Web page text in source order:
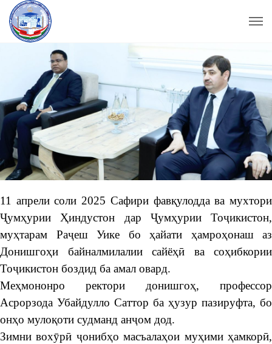
11 апрели соли 2025 Сафири фавқулодда ва мухтори
Ҷумҳурии Ҳиндустон дар Ҷумҳурии Тоҷикистон,
муҳтарам Раҷеш Уике бо ҳайати ҳамроҳонаш аз
Донишгоҳи байналмилалии сайёҳӣ ва соҳибкории
Тоҷикистон боздид ба амал овард.
Меҳмононро ректори донишгоҳ, профессор
Асрорзода Убайдулло Саттор ба ҳузур пазируфта, бо
онҳо мулоқоти судманд анҷом дод.
Зимни вохӯрӣ ҷонибҳо масъалаҳои муҳими ҳамкорӣ,